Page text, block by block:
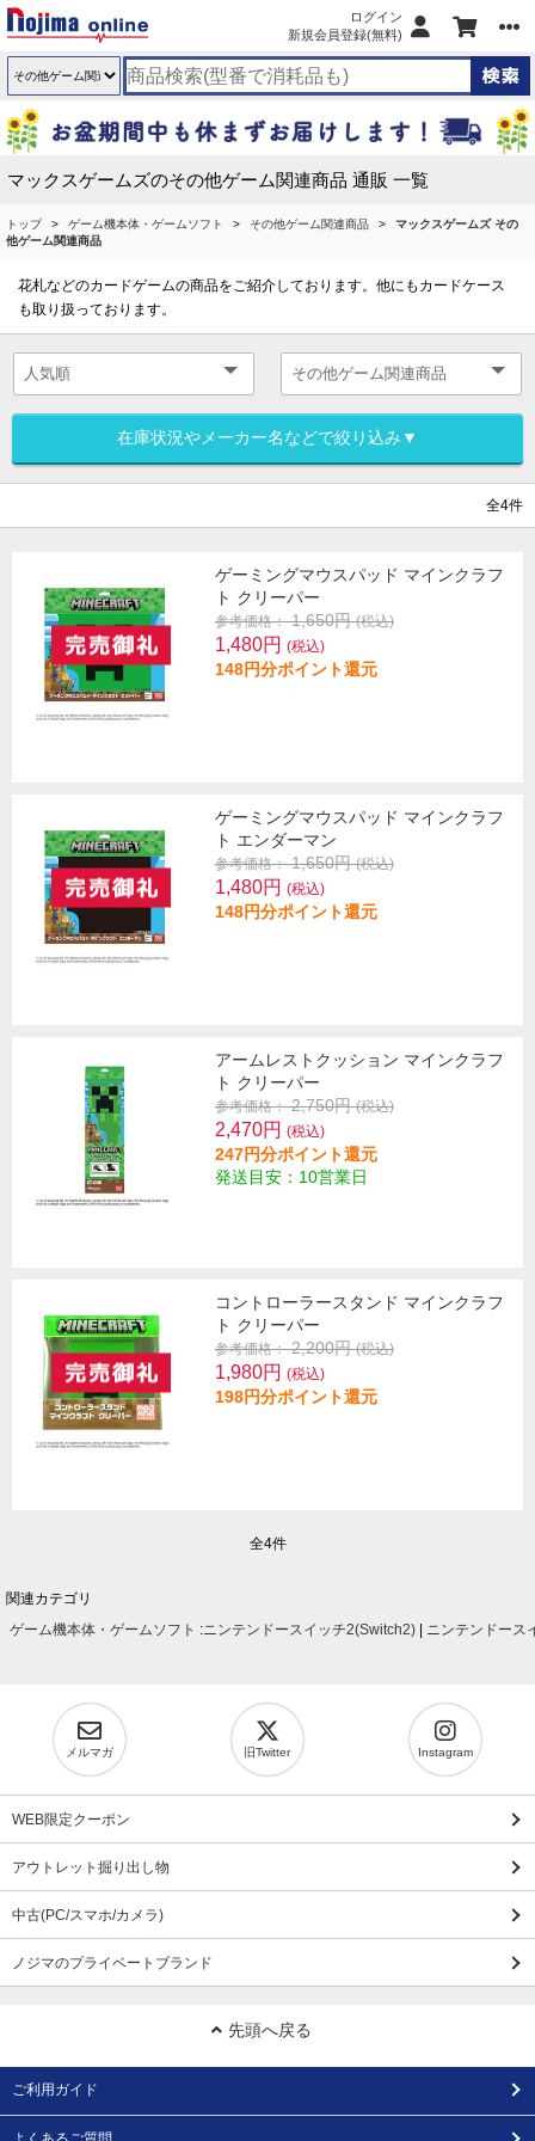
ログイン
新規会員登録(無料)
マックスゲームズのその他ゲーム関連商品 通販 一覧
トップ ゲーム機本体・ゲームソフト その他ゲーム関連商品
マックスゲームズ その
他ゲーム関連商品
花札などのカードゲームの商品をご紹介しております。他にもカードケース
も取り扱っております。
在庫状況やメーカー名などで絞り込み▼
全4件
ゲーミングマウスパッド マインクラフ
ト クリーパー
参考価格： 1,650円(税込)
1,480円 (税込)
148円分ポイント還元
ゲーミングマウスパッド マインクラフ
ト エンダーマン
参考価格： 1,650円(税込)
1,480円 (税込)
148円分ポイント還元
アームレストクッション マインクラフ
ト クリーパー
参考価格： 2,750円(税込)
2,470円 (税込)
247円分ポイント還元
発送目安：10営業日
コントローラースタンド マインクラフ
ト クリーパー
参考価格： 2,200円(税込)
1,980円 (税込)
198円分ポイント還元
全4件
関連カテゴリ
ゲーム機本体・ゲームソフト :ニンテンドースイッチ2(Switch2) ニンテンドース
メルマガ 旧Twitter Instagram
WEB限定クーポン
アウトレット掘り出し物
中古(PC/スマホ/カメラ)
ノジマのプライベートブランド
先頭へ戻る
ご利用ガイド